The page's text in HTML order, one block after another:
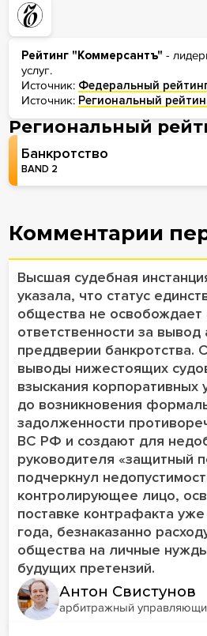
Рейтинг "Коммерсантъ" -
услуг.
Источник: Федеральный
Источник: Региональный
Региональный
Банкротство
BAND 2
Комментарии
Высшая судебная
указала, что статус
общества не освобождает
ответственности за вывод
преддверии банкротства.
выводы нижестоящих
взыскания корпоративных
до возникновения
задолженности
ВС РФ и создают для
руководителя «защитный
подчеркнул
контролирующее лицо,
поставке контрафакта уже
года, безнаказанно
общества на личные
будущих претензий.
Антон Свистунов
арбитражный